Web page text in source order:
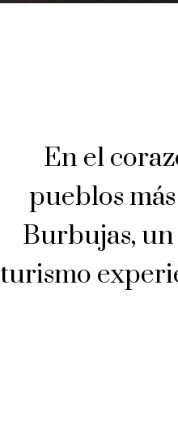
En el
pueblos
Burbujas,
turismo